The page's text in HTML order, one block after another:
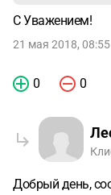
С Уважением!
21 мая 2018, 08:55
0 0
Добрый день,